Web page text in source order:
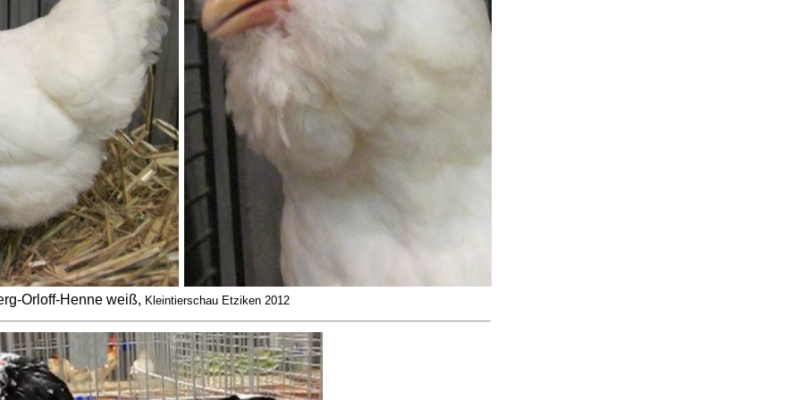
Orloff-Henne weiß, Kleintierschau Etziken 2012